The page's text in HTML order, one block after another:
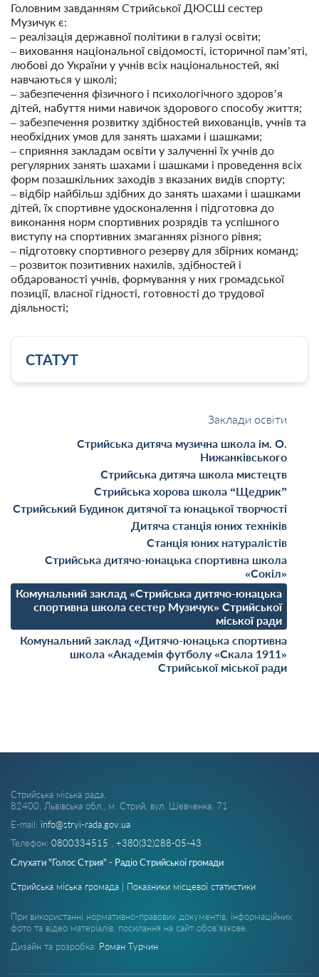
Головним завданням Стрийської ДЮСШ сестер
Музичук є:
– реалізація державної політики в галузі освіти;
– виховання національної свідомості, історичної пам’яті,
любові до України у учнів всіх національностей, які
навчаються у школі;
– забезпечення фізичного і психологічного здоров’я
дітей, набуття ними навичок здорового способу життя;
– забезпечення розвитку здібностей вихованців, учнів та
необхідних умов для занять шахами і шашками;
– сприяння закладам освіти у залученні їх учнів до
регулярних занять шахами і шашками і проведення всіх
форм позашкільних заходів з вказаних видів спорту;
– відбір найбільш здібних до занять шахами і шашками
дітей, їх спортивне удосконалення і підготовка до
виконання норм спортивних розрядів та успішного
виступу на спортивних змаганнях різного рівня;
– підготовку спортивного резерву для збірних команд;
– розвиток позитивних нахилів, здібностей і
обдарованості учнів, формування у них громадської
позиції, власної гідності, готовності до трудової
діяльності;
СТАТУТ
Заклади освіти
Стрийська дитяча музична школа ім. О.
Нижанківського
Стрийська дитяча школа мистецтв
Стрийська хорова школа “Щедрик”
Стрийський Будинок дитячої та юнацької творчості
Дитяча станція юних техніків
Станція юних натуралістів
Стрийська дитячо-юнацька спортивна школа
«Сокіл»
Комунальний заклад «Стрийська дитячо-юнацька
спортивна школа сестер Музичук» Стрийської
міської ради
Комунальний заклад «Дитячо-юнацька спортивна
школа «Академія футболу «Скала 1911»
Стрийської міської ради
Стрийська міська рада,
82400, Львівська обл., м. Стрий, вул. Шевченка, 71
E-mail: info@stryi-rada.gov.ua
Телефон: 0800334515
+380(32)288-05-43
Слухати "Голос Стрия" - Радіо Стрийської громади
Стрийська міська громада | Показники місцевої статистики
При використанні нормативно-правових документів, інформаційних
фото та відео матеріалів, посилання на сайт обов'язкове.
Дизайн та розробка: Роман Турчин